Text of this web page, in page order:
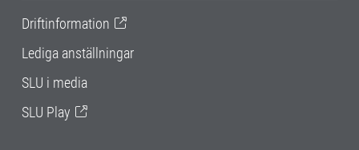
Driftinformation
Lediga anställningar
SLU i media
SLU Play